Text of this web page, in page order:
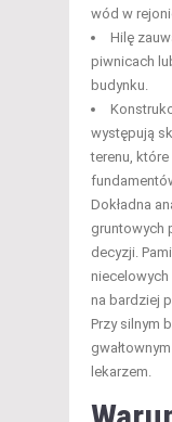
wód w
Hilę
piwnicach
budynku.
występują
terenu,
Dokładna
gruntowych
decyzji.
niecelowych
na bardziej
Przy silnym
lekarzem.